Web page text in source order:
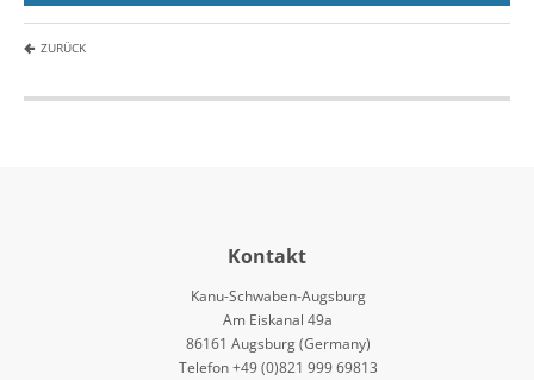
ZURÜCK
Kontakt
Kanu-Schwaben-Augsburg
Am Eiskanal 49a
86161 Augsburg (Germany)
Telefon +49 (0)821 999 69813